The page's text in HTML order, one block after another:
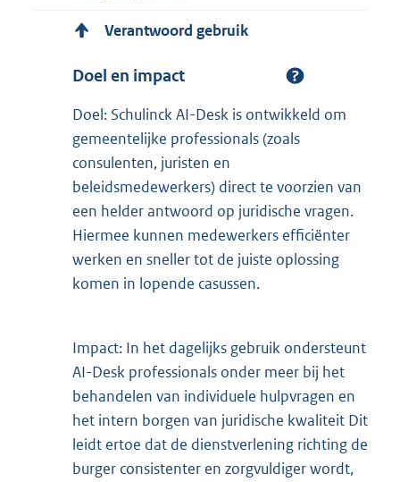
Verantwoord gebruik
Doel en impact
Doel: Schulinck AI-Desk is ontwikkeld om
gemeentelijke professionals (zoals
consulenten, juristen en
beleidsmedewerkers) direct te voorzien van
een helder antwoord op juridische vragen.
Hiermee kunnen medewerkers efficiënter
werken en sneller tot de juiste oplossing
komen in lopende casussen.
Impact: In het dagelijks gebruik ondersteunt
AI-Desk professionals onder meer bij het
behandelen van individuele hulpvragen en
het intern borgen van juridische kwaliteit Dit
leidt ertoe dat de dienstverlening richting de
burger consistenter en zorgvuldiger wordt,